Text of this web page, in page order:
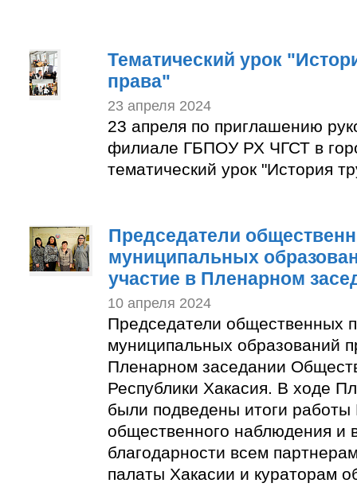
Тематический урок
права"
23 апреля 2024
23 апреля по приглашению
филиале ГБПОУ РХ ЧГСТ в
тематический урок "История
Председатели
муниципальных
участие в Пленарном
10 апреля 2024
Председатели общественных
муниципальных образований
Пленарном заседании
Республики Хакасия. В ходе
были подведены итоги работы
общественного наблюдения и
благодарности всем
палаты Хакасии и кураторам